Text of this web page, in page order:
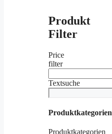
Produkt
Filter
Price
filter
Textsuche
Produktkategorien
Produktkategorien